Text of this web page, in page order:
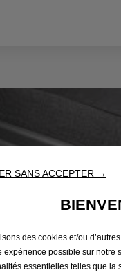
SANS ACCEPTER →
des cookies et/ou
expérience possible sur notre
essentielles telles que la